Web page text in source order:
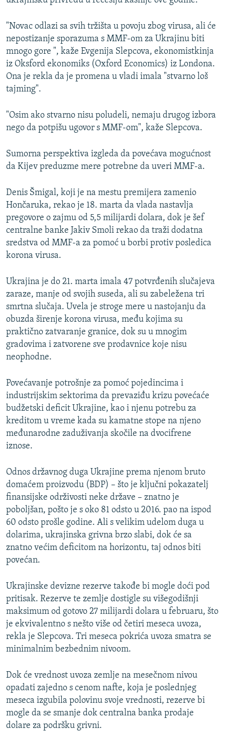
"Novac odlazi sa svih tržišta u povoju zbog virusa, ali će
nepostizanje sporazuma s MMF-om za Ukrajinu biti
mnogo gore ", kaže Evgenija Slepcova, ekonomistkinja
iz Oksford ekonomiks (Oxford Economics) iz Londona.
Ona je rekla da je promena u vladi imala "stvarno loš
tajming".
"Osim ako stvarno nisu poludeli, nemaju drugog izbora
nego da potpišu ugovor s MMF-om", kaže Slepcova.
Sumorna perspektiva izgleda da povećava mogućnost
da Kijev preduzme mere potrebne da uveri MMF-a.
Denis Šmigal, koji je na mestu premijera zamenio
Hončaruka, rekao je 18. marta da vlada nastavlja
pregovore o zajmu od 5,5 milijardi dolara, dok je šef
centralne banke Jakiv Smoli rekao da traži dodatna
sredstva od MMF-a za pomoć u borbi protiv posledica
korona virusa.
Ukrajina je do 21. marta imala 47 potvrđenih slučajeva
zaraze, manje od svojih suseda, ali su zabeležena tri
smrtna slučaja. Uvela je stroge mere u nastojanju da
obuzda širenje korona virusa, među kojima su
praktično zatvaranje granice, dok su u mnogim
gradovima i zatvorene sve prodavnice koje nisu
neophodne.
Povećavanje potrošnje za pomoć pojedincima i
industrijskim sektorima da prevaziđu krizu povećaće
budžetski deficit Ukrajine, kao i njenu potrebu za
kreditom u vreme kada su kamatne stope na njeno
međunarodne zaduživanja skočile na dvocifrene
iznose.
Odnos državnog duga Ukrajine prema njenom bruto
domaćem proizvodu (BDP) – što je ključni pokazatelj
finansijske održivosti neke države – znatno je
poboljšan, pošto je s oko 81 odsto u 2016. pao na ispod
60 odsto prošle godine. Ali s velikim udelom duga u
dolarima, ukrajinska grivna brzo slabi, dok će sa
znatno većim deficitom na horizontu, taj odnos biti
povećan.
Ukrajinske devizne rezerve takođe bi mogle doći pod
pritisak. Rezerve te zemlje dostigle su višegodišnji
maksimum od gotovo 27 milijardi dolara u februaru, što
je ekvivalentno s nešto više od četiri meseca uvoza,
rekla je Slepcova. Tri meseca pokrića uvoza smatra se
minimalnim bezbednim nivoom.
Dok će vrednost uvoza zemlje na mesečnom nivou
opadati zajedno s cenom nafte, koja je poslednjeg
meseca izgubila polovinu svoje vrednosti, rezerve bi
mogle da se smanje dok centralna banka prodaje
dolare za podršku grivni.